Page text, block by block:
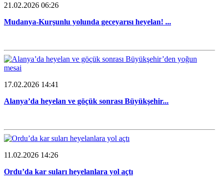
21.02.2026 06:26
Mudanya-Kurşunlu yolunda geceyarısı heyelan! ...
17.02.2026 14:41
Alanya’da heyelan ve göçük sonrası Büyükşehir...
11.02.2026 14:26
Ordu’da kar suları heyelanlara yol açtı